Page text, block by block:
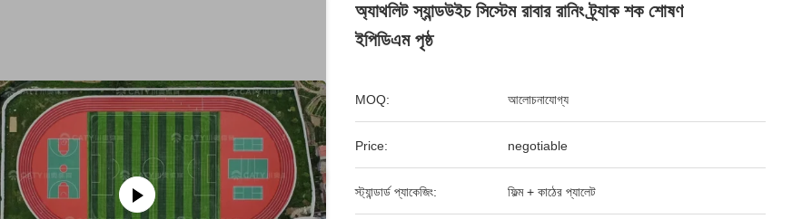
অ্যাথলিট স্যান্ডউইচ সিস্টেম রাবার রানিং ট্র্যাক শক শোষণ
ইপিডিএম পৃষ্ঠ
MOQ: আলোচনাযোগ্য
Price: negotiable
স্ট্যান্ডার্ড প্যাকেজিং: ফিল্ম + কাঠের প্যালেট